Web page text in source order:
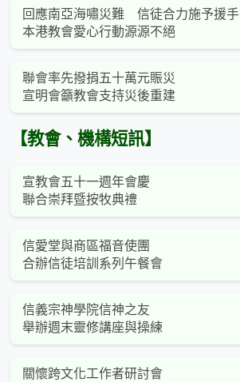
回應南亞海嘯災難 信徒合力施予援手
本港教會愛心行動源源不絕
聯會率先撥捐五十萬元賑災
宣明會籲教會支持災後重建
【教會、機構短訊】
宣教會五十一週年會慶
聯合崇拜暨按牧典禮
信愛堂與商區福音使團
合辦信徒培訓系列午餐會
信義宗神學院信神之友
舉辦週末靈修講座與操練
關懷跨文化工作者研討會